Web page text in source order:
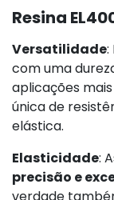
Resina
Versatilidade:
com uma
aplicações
única de
elástica.
Elasticidade:
precisão e
verdade